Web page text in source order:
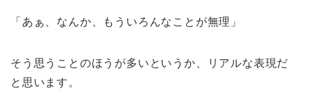
「あぁ、なんか、もういろんなことが無理」
そう思うことのほうが多いというか、リアルな表現だ
と思います。